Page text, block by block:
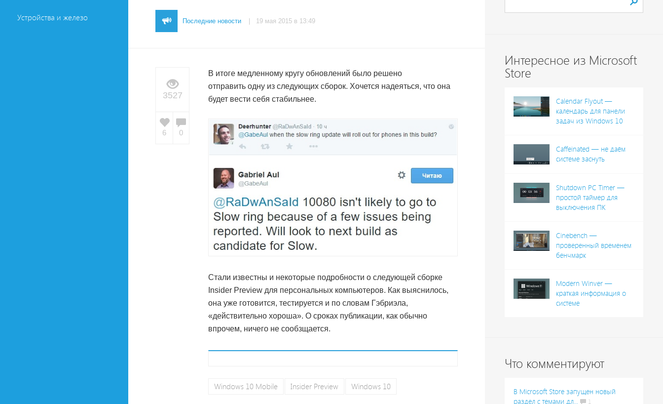
Устройства и железо Последние новости | 19 мая 2015 в 13:49
3527
6 0
В итоге медленному кругу обновлений было решено
отправить одну из следующих сборок. Хочется надеяться, что она
будет вести себя стабильнее.
Стали известны и некоторые подробности о следующей сборке
Insider Preview для персональных компьютеров. Как выяснилось,
она уже готовится, тестируется и по словам Гэбриэла,
«действительно хороша». О сроках публикации, как обычно
впрочем, ничего не сообзщается.
Windows 10 Mobile Insider Preview Windows 10
Интересное из Microsoft
Store
Calendar Flyout —
календарь для панели
задач из Windows 10
Caffeinated — не даём
системе заснуть
Shutdown PC Timer —
простой таймер для
выключения ПК
Cinebench —
проверенный временем
бенчмарк
Modern Winver —
краткая информация о
системе
Что комментируют
В Microsoft Store запущен новый
раздел с темами дл...
1